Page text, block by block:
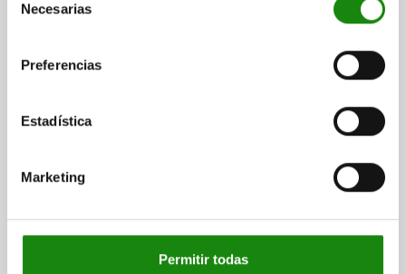
Necesarias
Preferencias
Estadística
Marketing
Permitir todas